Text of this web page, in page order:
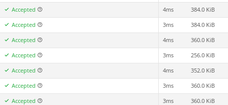
Accepted 4ms 384.0 KiB
Accepted 3ms 384.0 KiB
Accepted 4ms 360.0 KiB
Accepted 3ms 256.0 KiB
Accepted 4ms 352.0 KiB
Accepted 3ms 360.0 KiB
Accepted 3ms 360.0 KiB